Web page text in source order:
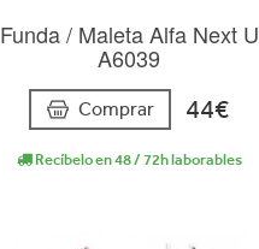
Funda / Maleta Alfa Next U
A6039
Comprar 44€
Recíbelo en 48 / 72h laborables